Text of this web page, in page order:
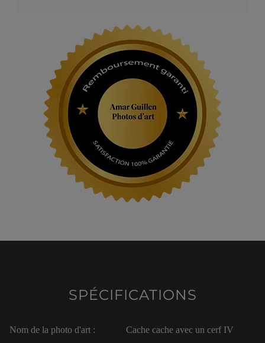
SPÉCIFICATIONS
Nom de la photo d'art : Cache cache avec un cerf IV